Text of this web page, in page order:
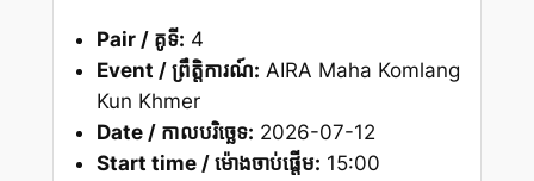
Pair / គូទី: 4
Event / ព្រឹត្តិការណ៍: AIRA Maha Komlang
Kun Khmer
Date / កាលបរិច្ឆេទ: 2026-07-12
Start time / ម៉ោងចាប់ផ្តើម: 15:00